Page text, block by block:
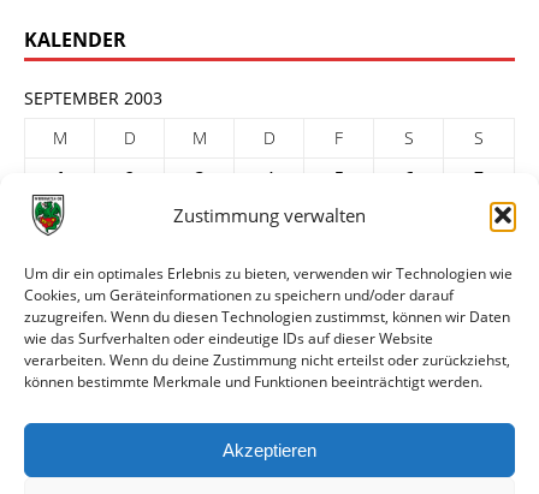
Zustimmung verwalten
Um dir ein optimales Erlebnis zu bieten, verwenden wir Technologien wie
Cookies, um Geräteinformationen zu speichern und/oder darauf
zuzugreifen. Wenn du diesen Technologien zustimmst, können wir Daten
wie das Surfverhalten oder eindeutige IDs auf dieser Website
verarbeiten. Wenn du deine Zustimmung nicht erteilst oder zurückziehst,
können bestimmte Merkmale und Funktionen beeinträchtigt werden.
Akzeptieren
KALENDER
SEPTEMBER 2003
M
D M D F S
S
1
2 3 4 5 6
7
8
10 11 12
22
23 24 25 26 27
29
30
« Aug.
Okt. »
ARCHIV